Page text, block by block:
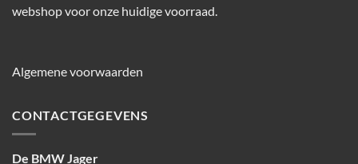
webshop voor onze huidige voorraad.
Algemene voorwaarden
CONTACTGEGEVENS
De BMW Jager